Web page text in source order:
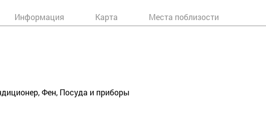
Информация Карта Места поблизости
Фен, Посуда и приборы